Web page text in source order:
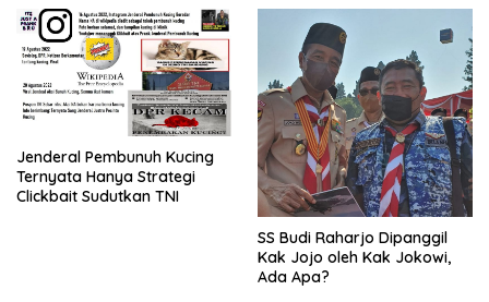
Jenderal Pembunuh Kucing
Ternyata Hanya Strategi
Clickbait Sudutkan TNI
SS Budi Raharjo Dipanggil
Kak Jojo oleh Kak Jokowi,
Ada Apa?